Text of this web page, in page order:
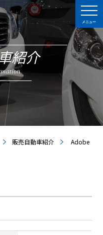
メニュー
紹介
販売自動車紹介
Adobe